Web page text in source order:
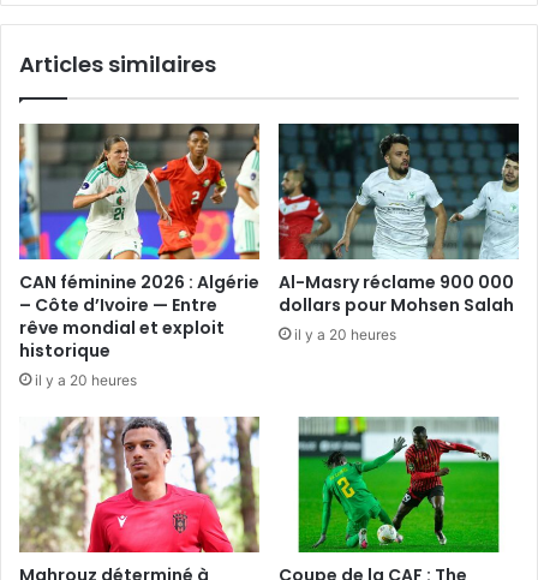
Articles similaires
CAN féminine 2026 : Algérie
– Côte d’Ivoire — Entre
rêve mondial et exploit
historique
il y a 20 heures
Al-Masry réclame 900 000
dollars pour Mohsen Salah
il y a 20 heures
Mahrouz déterminé à Coupe de la CAF : The